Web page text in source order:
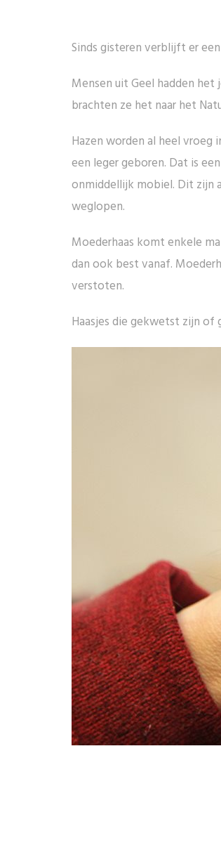
Sinds gisteren verblijft er
Mensen uit Geel hadden
brachten ze het naar het
Hazen worden al heel
een leger geboren. Dat is
onmiddellijk mobiel. Dit zijn
weglopen.
Moederhaas komt enkele
dan ook best vanaf.
verstoten.
Haasjes die gekwetst zijn